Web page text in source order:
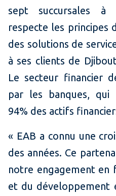
sept succursales à
respecte les principes
des solutions de
à ses clients de
Le secteur financier
par les banques, qui
94% des actifs
« EAB a connu une
des années. Ce
notre engagement en
et du développement